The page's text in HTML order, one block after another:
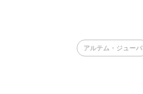
アルテム・ジューバ